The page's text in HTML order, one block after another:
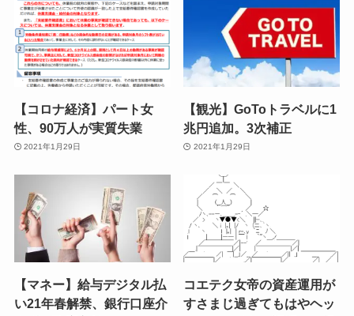
【コロナ経済】パート女
性、90万人が実質失業
2021年1月29日
【観光】GoToトラベルに1
兆円追加。3次補正
2021年1月29日
【マネー】給与デジタル払
い21年春解禁、銀行口座介
コエテク女帝の資産運用が
すさまじ過ぎてもはやヘッ